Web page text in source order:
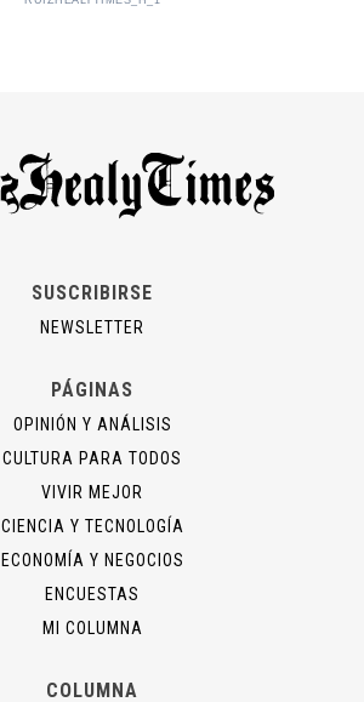
SUSCRIBIRSE
NEWSLETTER
PÁGINAS
OPINIÓN Y ANÁLISIS
CULTURA PARA TODOS
VIVIR MEJOR
CIENCIA Y TECNOLOGÍA
ECONOMÍA Y NEGOCIOS
ENCUESTAS
MI COLUMNA
COLUMNA